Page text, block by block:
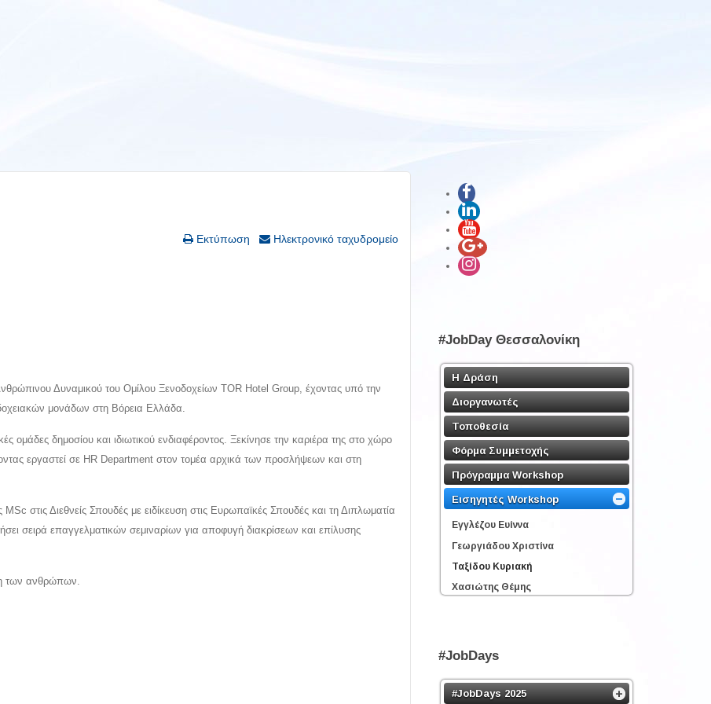
Εκτύπωση Ηλεκτρονικό ταχυδρομείο
Δυναμικού του Ομίλου Ξενοδοχείων TOR Hotel Group, έχοντας υπό την
μονάδων στη Βόρεια Ελλάδα.
ομάδες δημοσίου και ιδιωτικού ενδιαφέροντος. Ξεκίνησε την καριέρα της στο χώρο
εργαστεί σε HR Department στον τομέα αρχικά των προσλήψεων και στη
στις Διεθνείς Σπουδές με ειδίκευση στις Ευρωπαϊκές Σπουδές και τη Διπλωματία
σειρά επαγγελματικών σεμιναρίων για αποφυγή διακρίσεων και επίλυσης
των ανθρώπων.
#JobDay Θεσσαλονίκη
Η Δράση
Διοργανωτές
Τοποθεσία
Φόρμα Συμμετοχής
Πρόγραμμα Workshop
Εισηγητές Workshop
Εγγλέζου Ευίννα
Γεωργιάδου Χριστίνα
Ταξίδου Κυριακή
Χασιώτης Θέμης
#JobDays
#JobDays 2025